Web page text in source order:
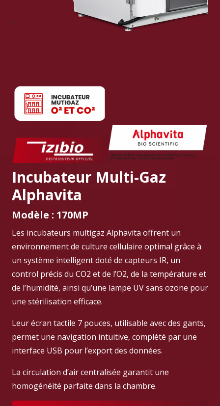
Incubateur Multi-Gaz
Alphavita
Modèle : 170MP
Les incubateurs multigaz Alphavita offrent un
environnement de culture cellulaire optimal grâce à
un système intelligent doté de capteurs IR, un
control précis du CO2 et de l’O2, de la température et
de l’humidité, ainsi qu’une lampe UV sans ozone pour
une stérilisation efficace.
Leur écran tactile 7 pouces, utilisable avec des gants,
permet une navigation intuitive, complété par une
interface USB pour l’export des données.
La circulation d’air centralisée garantit une
homogénéité parfaite dans la chambre.